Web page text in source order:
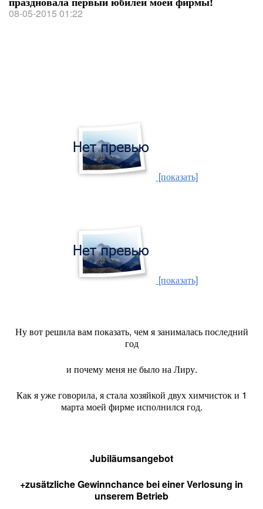
08-05-2015 01:22
[показать]
[показать]
Ну вот решила вам показать, чем я занималась последний
год
и почему меня не было на Лиру.
Как я уже говорила, я стала хозяйкой двух химчисток и 1
марта моей фирме исполнился год.
Jubiläumsangebot
+zusätzliche Gewinnchance bei einer Verlosung in
unserem Betrieb